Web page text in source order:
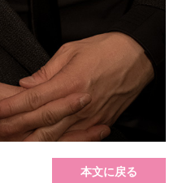
本文に戻る